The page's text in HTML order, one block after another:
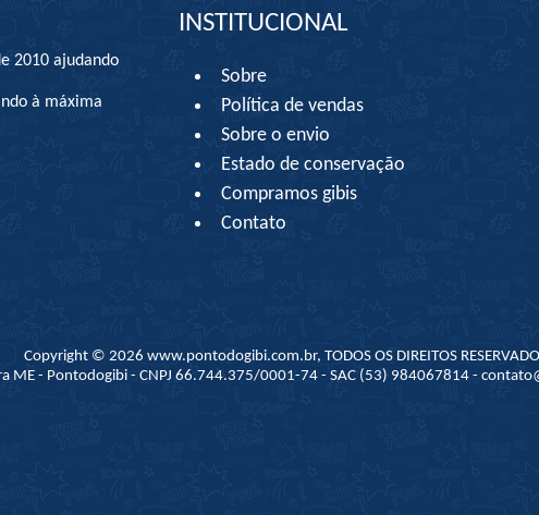
2010 ajudando
à máxima
INSTITUCIONAL
Sobre
Política de vendas
Sobre o envio
Estado de conservação
Compramos gibis
Contato
Copyright © 2026 www.pontodogibi.com.br, TODOS OS DIREITOS
ME - Pontodogibi - CNPJ 66.744.375/0001-74 - SAC (53) 984067814 -